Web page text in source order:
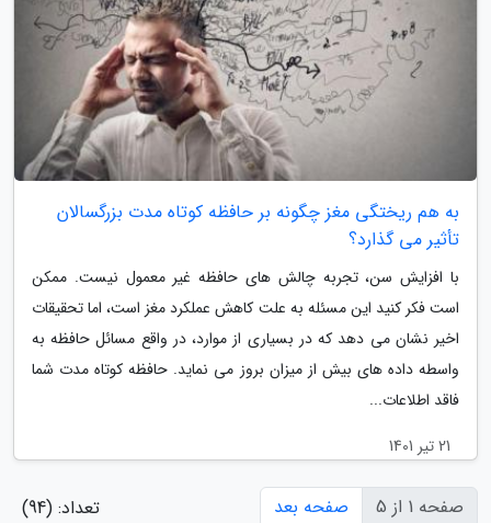
به هم ریختگی مغز چگونه بر حافظه کوتاه مدت بزرگسالان
تأثیر می گذارد؟
با افزایش سن، تجربه چالش های حافظه غیر معمول نیست. ممکن
است فکر کنید این مسئله به علت کاهش عملکرد مغز است، اما تحقیقات
اخیر نشان می دهد که در بسیاری از موارد، در واقع مسائل حافظه به
واسطه داده های بیش از میزان بروز می نماید. حافظه کوتاه مدت شما
فاقد اطلاعات...
21 تیر 1401
صفحه 1 از 5 صفحه بعد تعداد: (94)